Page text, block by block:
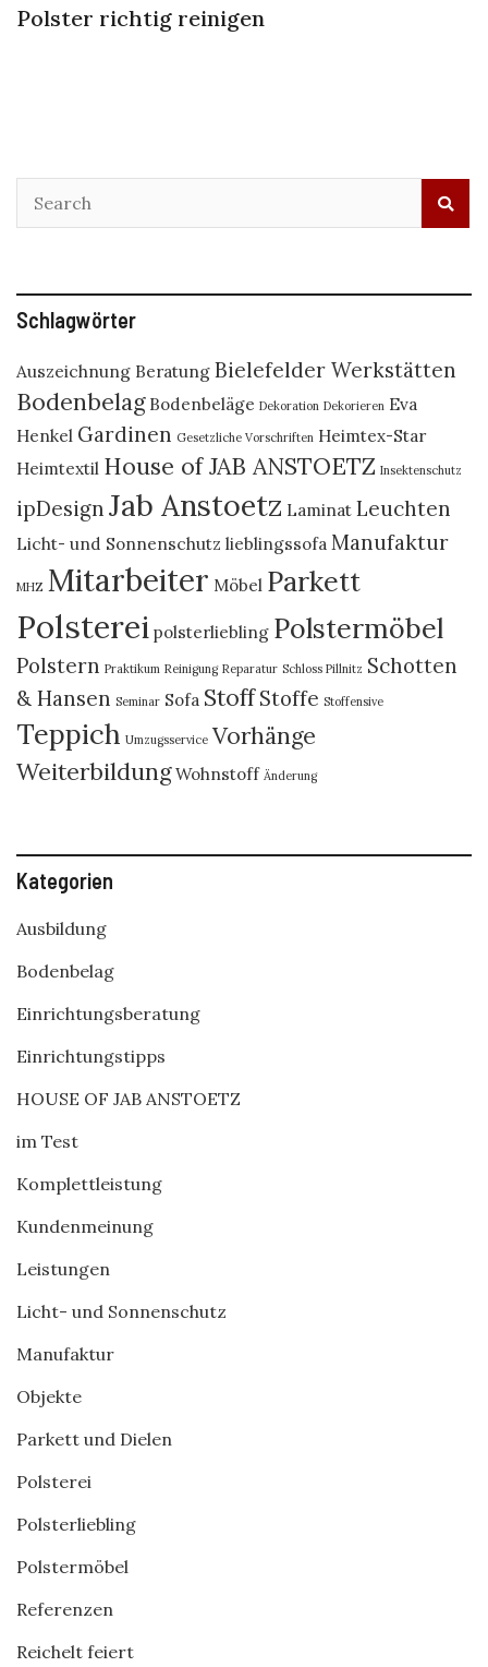
Polster richtig reinigen
Schlagwörter
Auszeichnung Beratung Bielefelder Werkstätten
Bodenbelag Bodenbeläge Dekoration Dekorieren Eva
Henkel Gardinen Gesetzliche Vorschriften Heimtex-Star
Heimtextil House of JAB ANSTOETZ Insektenschutz
ipDesign Jab Anstoetz Laminat Leuchten
Licht- und Sonnenschutz lieblingssofa Manufaktur
MHZ Mitarbeiter Möbel Parkett
Polsterei polsterliebling Polstermöbel
Polstern Praktikum Reinigung Reparatur Schloss Pillnitz Schotten
& Hansen Seminar Sofa Stoff Stoffe Stoffensive
Teppich Umzugsservice Vorhänge
Weiterbildung Wohnstoff Änderung
Kategorien
Ausbildung
Bodenbelag
Einrichtungsberatung
Einrichtungstipps
HOUSE OF JAB ANSTOETZ
im Test
Komplettleistung
Kundenmeinung
Leistungen
Licht- und Sonnenschutz
Manufaktur
Objekte
Parkett und Dielen
Polsterei
Polsterliebling
Polstermöbel
Referenzen
Reichelt feiert